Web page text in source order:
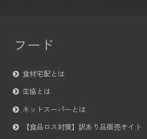
フード
食材宅配とは
生協とは
ネットスーパーとは
【食品ロス対策】訳あり品販売サイト